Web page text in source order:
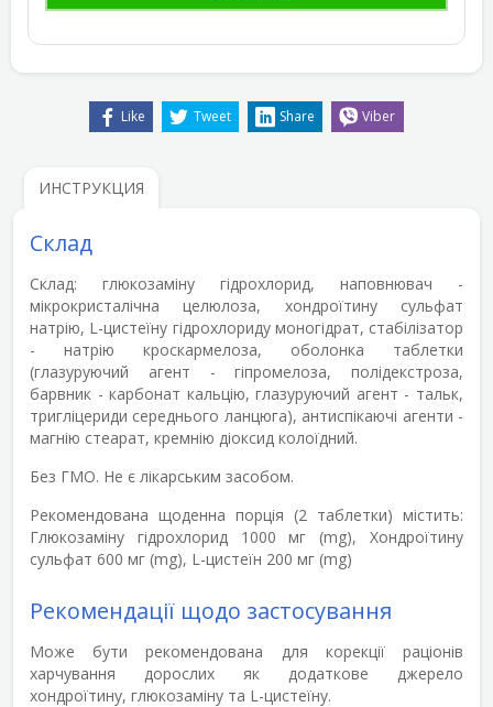
Like Tweet Share Viber
ИНСТРУКЦИЯ
Склад
Склад: глюкозаміну гідрохлорид, наповнювач -
мікрокристалічна целюлоза, хондроїтину сульфат
натрію, L-цистеїну гідрохлориду моногідрат, стабілізатор
- натрію кроскармелоза, оболонка таблетки
(глазуруючий агент - гіпромелоза, полідекстроза,
барвник - карбонат кальцію, глазуруючий агент - тальк,
тригліцериди середнього ланцюга), антиспікаючі агенти -
магнію стеарат, кремнію діоксид колоїдний.
Без ГМО. Не є лікарським засобом.
Рекомендована щоденна порція (2 таблетки) містить:
Глюкозаміну гідрохлорид 1000 мг (mg), Хондроїтину
сульфат 600 мг (mg), L-цистеїн 200 мг (mg)
Рекомендації щодо застосування
Може бути рекомендована для корекції раціонів
харчування дорослих як додаткове джерело
хондроїтину, глюкозаміну та L-цистеїну.